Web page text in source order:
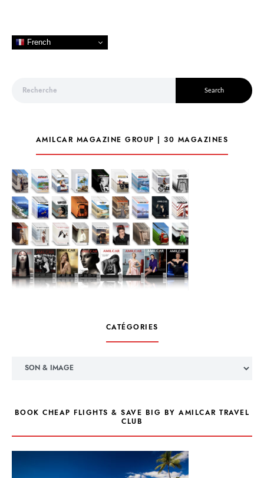
French
Search
AMILCAR MAGAZINE GROUP | 30 MAGAZINES
CATÉGORIES
BOOK CHEAP FLIGHTS & SAVE BIG BY AMILCAR TRAVEL
CLUB